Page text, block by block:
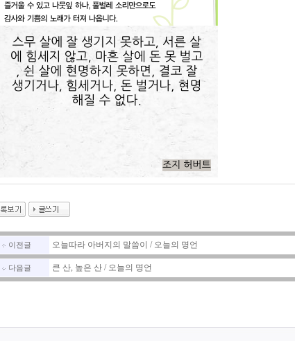
이전글 오늘따라 아버지의 말씀이 / 오늘의 명언
다음글 큰 산, 높은 산 / 오늘의 명언